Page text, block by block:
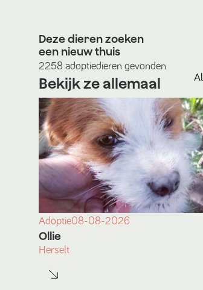
Deze dieren zoeken
een nieuw thuis
2258 adoptiedieren gevonden
Bekijk ze allemaal
Adoptie08-08-2026
Ollie
Herselt